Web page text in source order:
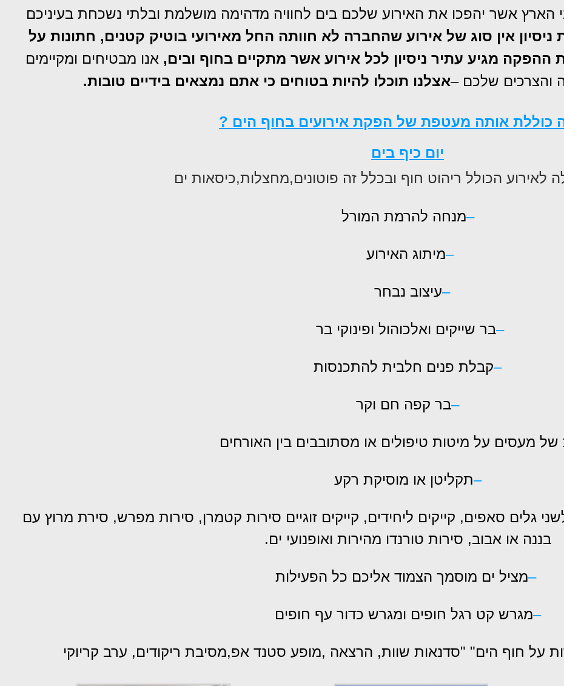
הארץ אשר יהפכו את האירוע שלכם בים לחוויה מדהימה מושלמת ובלתי נשכחת בעיניכם
חתונות על
ההפקה מגיע עתיר ניסיון לכל אירוע אשר מתקיים בחוף ובים, אנו מבטיחים ומקיימים
והצרכים שלכם –אצלנו תוכלו להיות בטוחים כי אתם נמצאים בידיים טובות.
כוללת אותה מעטפת של הפקת אירועים בחוף הים ?
יום כיף בים
לאירוע הכולל ריהוט חוף ובכלל זה פוטונים,מחצלות,כיסאות ים
–מנחה להרמת המורל
–מיתוג האירוע
–עיצוב נבחר
–בר שייקים ואלכוהול ופינוקי בר
–קבלת פנים חלבית להתכנסות
–בר קפה חם וקר
של מעסים על מיטות טיפולים או מסתובבים בין האורחים
–תקליטן או מוסיקת רקע
גלים סאפים, קייקים ליחידים, קייקים זוגיים סירות קטמרן, סירות מפרש, סירת מרוץ עם
בננה או אבוב, סירות טורנדו מהירות ואופנועי ים.
–מציל ים מוסמך הצמוד אליכם כל הפעילות
–מגרש קט רגל חופים ומגרש כדור עף חופים
על חוף הים" "סדנאות שוות, הרצאה ,מופע סטנד אפ,מסיבת ריקודים, ערב קריוקי